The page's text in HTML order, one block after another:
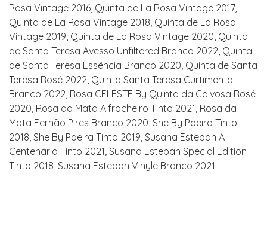
Rosa Vintage 2016, Quinta de La Rosa Vintage 2017,
Quinta de La Rosa Vintage 2018, Quinta de La Rosa
Vintage 2019, Quinta de La Rosa Vintage 2020, Quinta
de Santa Teresa Avesso Unfiltered Branco 2022, Quinta
de Santa Teresa Essência Branco 2020, Quinta de Santa
Teresa Rosé 2022, Quinta Santa Teresa Curtimenta
Branco 2022, Rosa CELESTE By Quinta da Gaivosa Rosé
2020, Rosa da Mata Alfrocheiro Tinto 2021, Rosa da
Mata Fernão Pires Branco 2020, She By Poeira Tinto
2018, She By Poeira Tinto 2019, Susana Esteban A
Centenária Tinto 2021, Susana Esteban Special Edition
Tinto 2018, Susana Esteban Vinyle Branco 2021.